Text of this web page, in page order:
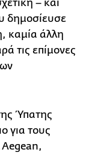
– και
δημοσίευσε
καμία άλλη
τις επίμονες
Ύπατης
για τους